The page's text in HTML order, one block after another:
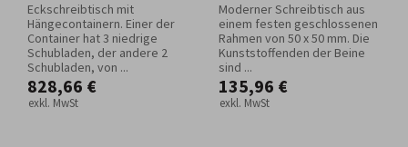
Eckschreibtisch mit
Hängecontainern. Einer der
Container hat 3 niedrige
Schubladen, der andere 2
Schubladen, von ...
828,66 €
exkl. MwSt
Moderner Schreibtisch aus
einem festen geschlossenen
Rahmen von 50 x 50 mm. Die
Kunststoffenden der Beine
sind ...
135,96 €
exkl. MwSt